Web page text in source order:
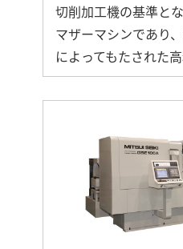
切削加工機の基準と
マザーマシンであり
によってもたされた